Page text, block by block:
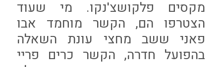
מקסים פלקושצ'נקו. מי שעוד
הצטרפו הם, הקשר מוחמד אבו
פאני ששב מחצי עונת השאלה
בהפועל חדרה, הקשר כרים פריי